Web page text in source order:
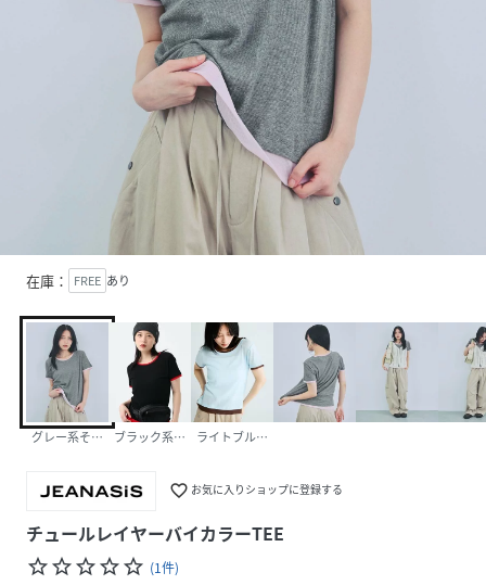
在庫： FREE あり
グレー系その他(15)ブラック系その他(09)ライトブルー系その他(82)
favorite_border お気に入りショップに登録する
チュールレイヤーバイカラーTEE
star_borderstar_borderstar_borderstar_borderstar_border (1件)